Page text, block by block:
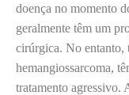
doença no momento
geralmente têm um
cirúrgica. No entanto,
hemangiossarcoma,
tratamento agressivo.